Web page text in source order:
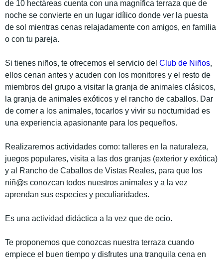
de 10 hectáreas cuenta con una magnífica terraza que de
noche se convierte en un lugar idílico donde ver la puesta
de sol mientras cenas relajadamente con amigos, en familia
o con tu pareja.
Si tienes niños, te ofrecemos el servicio del Club de Niños,
ellos cenan antes y acuden con los monitores y el resto de
miembros del grupo a visitar la granja de animales clásicos,
la granja de animales exóticos y el rancho de caballos. Dar
de comer a los animales, tocarlos y vivir su nocturnidad es
una experiencia apasionante para los pequeños.
Realizaremos actividades como: talleres en la naturaleza,
juegos populares, visita a las dos granjas (exterior y exótica)
y al Rancho de Caballos de Vistas Reales, para que los
niñ@s conozcan todos nuestros animales y a la vez
aprendan sus especies y peculiaridades.
Es una actividad didáctica a la vez que de ocio.
Te proponemos que conozcas nuestra terraza cuando
empiece el buen tiempo y disfrutes una tranquila cena en